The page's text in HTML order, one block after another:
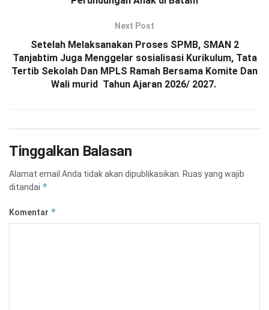
Next Post
Setelah Melaksanakan Proses SPMB, SMAN 2
Tanjabtim Juga Menggelar sosialisasi Kurikulum, Tata
Tertib Sekolah Dan MPLS Ramah Bersama Komite Dan
Wali murid Tahun Ajaran 2026/ 2027.
Tinggalkan Balasan
Alamat email Anda tidak akan dipublikasikan. Ruas yang wajib
ditandai *
Komentar *